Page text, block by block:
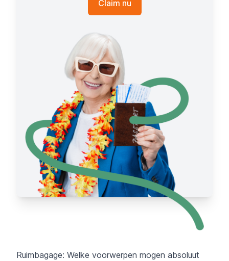
Claim nu
Ruimbagage: Welke voorwerpen mogen absoluut